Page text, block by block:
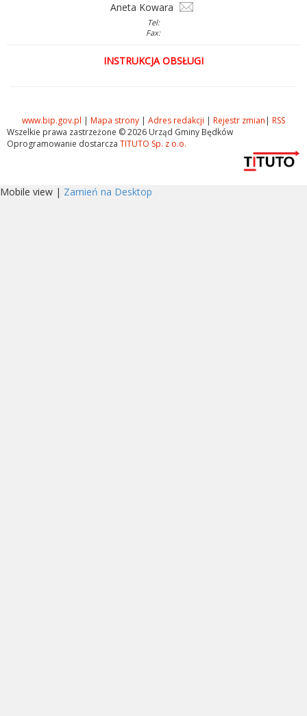
Aneta Kowara
Tel:
Fax:
INSTRUKCJA OBSŁUGI
www.bip.gov.pl | Mapa strony | Adres redakcji | Rejestr zmian | RSS
Wszelkie prawa zastrzeżone © 2026 Urząd Gminy Będków
Oprogramowanie dostarcza TITUTO Sp. z o.o.
Mobile view | Zamień na Desktop